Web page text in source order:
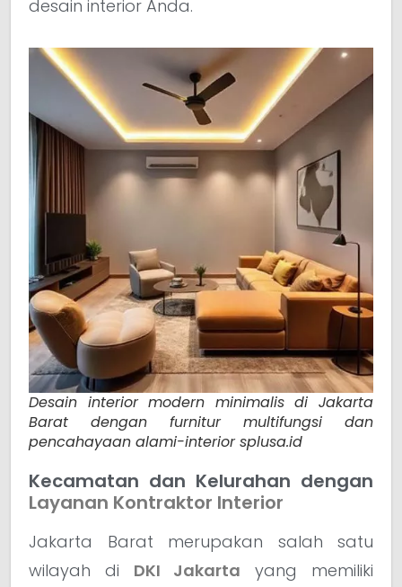
desain interior Anda.
Desain interior modern minimalis di Jakarta
Barat dengan furnitur multifungsi dan
pencahayaan alami-interior splusa.id
Kecamatan dan Kelurahan dengan
Layanan Kontraktor Interior
Jakarta Barat merupakan salah satu
wilayah di DKI Jakarta yang memiliki